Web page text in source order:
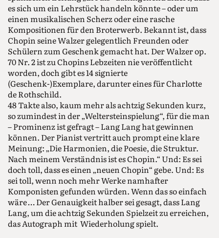
es sich um ein Lehrstück handeln könnte – oder um
einen musikalischen Scherz oder eine rasche
Kompositionen für den Broterwerb. Bekannt ist, dass
Chopin seine Walzer gelegentlich Freunden oder
Schülern zum Geschenk gemacht hat. Der Walzer op.
70 Nr. 2 ist zu Chopins Lebzeiten nie veröffentlicht
worden, doch gibt es 14 signierte
(Geschenk-)Exemplare, darunter eines für Charlotte
de Rothschild.
48 Takte also, kaum mehr als achtzig Sekunden kurz,
so zumindest in der „Weltersteinspielung“, für die man
– Prominenz ist gefragt – Lang Lang hat gewinnen
können. Der Pianist vertritt auch prompt eine klare
Meinung: „Die Harmonien, die Poesie, die Struktur.
Nach meinem Verständnis ist es Chopin.“ Und: Es sei
doch toll, dass es einen „neuen Chopin“ gebe. Und: Es
sei toll, wenn noch mehr Werke namhafter
Komponisten gefunden würden. Wenn das so einfach
wäre … Der Genauigkeit halber sei gesagt, dass Lang
Lang, um die achtzig Sekunden Spielzeit zu erreichen,
das Autograph mit Wiederholung spielt.